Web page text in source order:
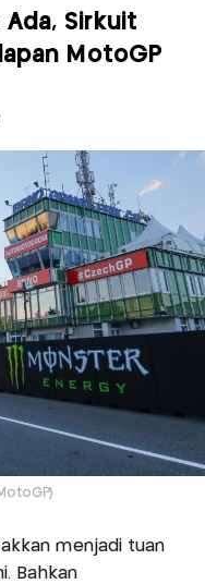
Ada, Sirkuit
MotoGP
menjadi tuan
Bahkan